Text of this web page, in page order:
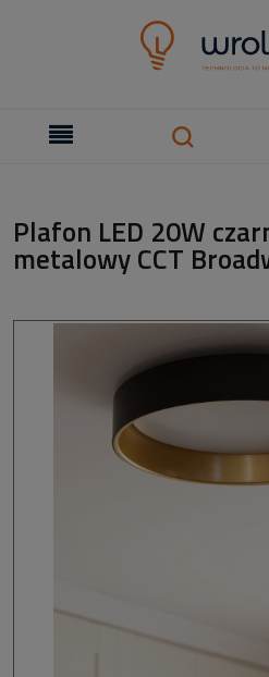
Plafon LED 20W
metalowy CCT